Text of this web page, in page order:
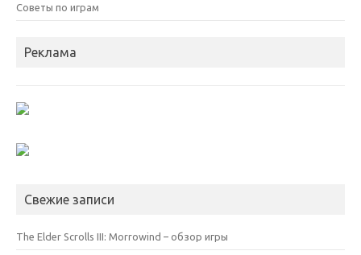
Советы по играм
Реклама
Свежие записи
The Elder Scrolls III: Morrowind – обзор игры